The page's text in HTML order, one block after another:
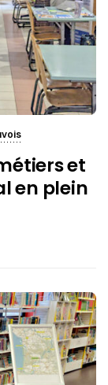
et
en plein